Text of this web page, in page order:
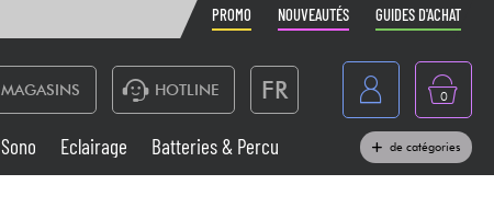
PROMO NOUVEAUTÉS GUIDES D'ACHAT
MAGASINS HOTLINE FR
Belgique
België
0
Sono Eclairage
Batteries & Percu
de catégories